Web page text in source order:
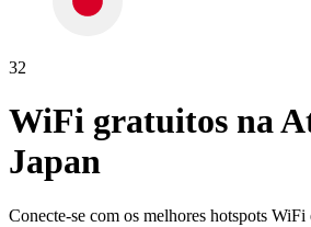
32
WiFi gratuitos na
Japan
Conecte-se com os melhores hotspots WiFi